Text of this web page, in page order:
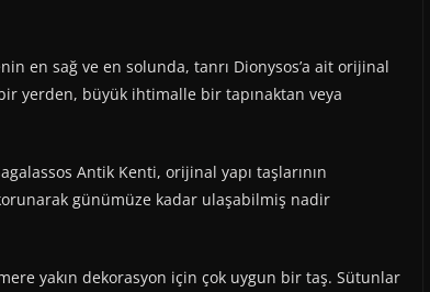
en sağ ve en solunda, tanrı Dionysos’a ait orijinal
yerden, büyük ihtimalle bir tapınaktan veya
Antik Kenti, orijinal yapı taşlarının
günümüze kadar ulaşabilmiş nadir
yakın dekorasyon için çok uygun bir taş. Sütunlar